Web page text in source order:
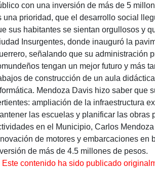
con una inversión de más de 5
una prioridad, que el desarrollo social
sus habitantes se sientan orgullosos y
Insurgentes, donde inauguró la
señalando que su administración
tengan un mejor futuro y más
de construcción de un aula
Mendoza Davis hizo saber que
ampliación de la infraestructura
las escuelas y planificar las obras
en el Municipio, Carlos
de motores y embarcaciones en
de más de 4.5 millones de pesos.
Este contenido ha sido publicado